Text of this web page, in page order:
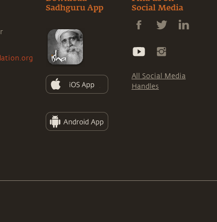
Sadhguru App
Social Media
All Social Media
Handles